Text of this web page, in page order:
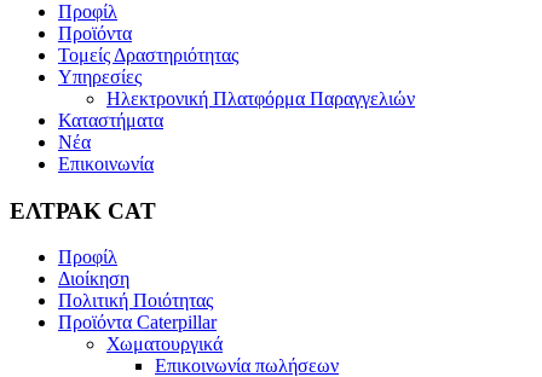
Προφίλ
Προϊόντα
Τομείς Δραστηριότητας
Υπηρεσίες
Ηλεκτρονική Πλατφόρμα Παραγγελιών
Καταστήματα
Νέα
Επικοινωνία
ΕΛΤΡΑΚ CAT
Προφίλ
Διοίκηση
Πολιτική Ποιότητας
Προϊόντα Caterpillar
Χωματουργικά
Επικοινωνία πωλήσεων